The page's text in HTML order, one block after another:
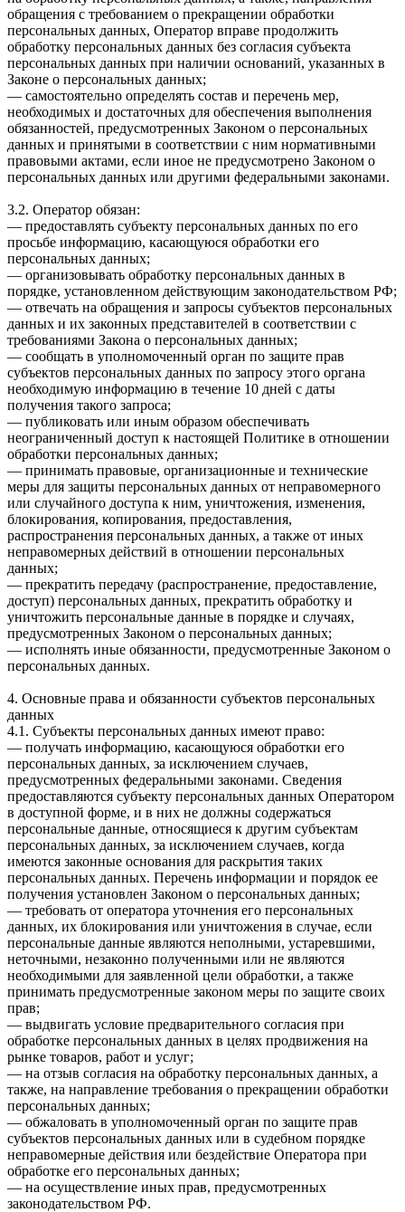
обращения с требованием о прекращении обработки
персональных данных, Оператор вправе продолжить
обработку персональных данных без согласия субъекта
персональных данных при наличии оснований, указанных в
Законе о персональных данных;
— самостоятельно определять состав и перечень мер,
необходимых и достаточных для обеспечения выполнения
обязанностей, предусмотренных Законом о персональных
данных и принятыми в соответствии с ним нормативными
правовыми актами, если иное не предусмотрено Законом о
персональных данных или другими федеральными законами.
3.2. Оператор обязан:
— предоставлять субъекту персональных данных по его
просьбе информацию, касающуюся обработки его
персональных данных;
— организовывать обработку персональных данных в
порядке, установленном действующим законодательством РФ;
— отвечать на обращения и запросы субъектов персональных
данных и их законных представителей в соответствии с
требованиями Закона о персональных данных;
— сообщать в уполномоченный орган по защите прав
субъектов персональных данных по запросу этого органа
необходимую информацию в течение 10 дней с даты
получения такого запроса;
— публиковать или иным образом обеспечивать
неограниченный доступ к настоящей Политике в отношении
обработки персональных данных;
— принимать правовые, организационные и технические
меры для защиты персональных данных от неправомерного
или случайного доступа к ним, уничтожения, изменения,
блокирования, копирования, предоставления,
распространения персональных данных, а также от иных
неправомерных действий в отношении персональных
данных;
— прекратить передачу (распространение, предоставление,
доступ) персональных данных, прекратить обработку и
уничтожить персональные данные в порядке и случаях,
предусмотренных Законом о персональных данных;
— исполнять иные обязанности, предусмотренные Законом о
персональных данных.
4. Основные права и обязанности субъектов персональных
данных
4.1. Субъекты персональных данных имеют право:
— получать информацию, касающуюся обработки его
персональных данных, за исключением случаев,
предусмотренных федеральными законами. Сведения
предоставляются субъекту персональных данных Оператором
в доступной форме, и в них не должны содержаться
персональные данные, относящиеся к другим субъектам
персональных данных, за исключением случаев, когда
имеются законные основания для раскрытия таких
персональных данных. Перечень информации и порядок ее
получения установлен Законом о персональных данных;
— требовать от оператора уточнения его персональных
данных, их блокирования или уничтожения в случае, если
персональные данные являются неполными, устаревшими,
неточными, незаконно полученными или не являются
необходимыми для заявленной цели обработки, а также
принимать предусмотренные законом меры по защите своих
прав;
— выдвигать условие предварительного согласия при
обработке персональных данных в целях продвижения на
рынке товаров, работ и услуг;
— на отзыв согласия на обработку персональных данных, а
также, на направление требования о прекращении обработки
персональных данных;
— обжаловать в уполномоченный орган по защите прав
субъектов персональных данных или в судебном порядке
неправомерные действия или бездействие Оператора при
обработке его персональных данных;
— на осуществление иных прав, предусмотренных
законодательством РФ.